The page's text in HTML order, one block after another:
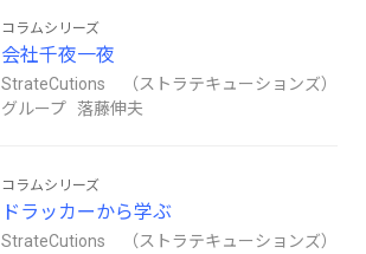
コラムシリーズ
会社千夜一夜
StrateCutions （ストラテキューションズ）
グループ 落藤伸夫
コラムシリーズ
ドラッカーから学ぶ
StrateCutions （ストラテキューションズ）